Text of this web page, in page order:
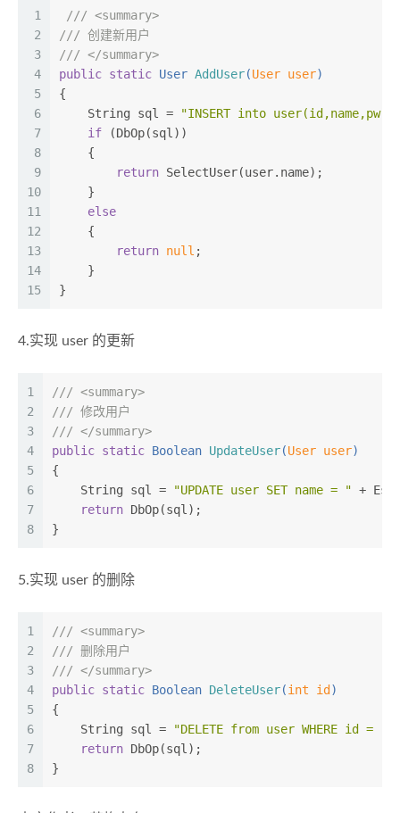
1
2
3
4
5
6
7
8
9
10
11
12
13
14
15
/// <summary>
/// 创建新用户
/// </summary>
public static User AddUser(User user)
{
    String sql =
"INSERT into user(id,name,pw)
if (DbOp(sql))
    {
return SelectUser(user.name);
    }
else
    {
return null ;
    }
}
4.实现 user 的更新
1
2
3
4
5
6
7
8
/// <summary>
/// 修改用户
/// </summary>
public static Boolean UpdateUser(User user)
{
    String sql =
"UPDATE user SET name = " +
return DbOp(sql);
}
5.实现 user 的删除
1
2
3
4
5
6
7
8
/// <summary>
/// 删除用户
/// </summary>
public static Boolean DeleteUser(int id )
{
    String sql =
"DELETE from user WHERE id = "
return DbOp(sql);
}